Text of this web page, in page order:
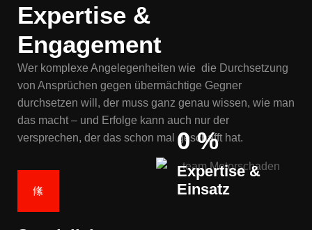
Expertise &
Engagement
Wer komplexe Angelegenheiten wie die Durchsetzung
von Ansprüchen gegen übermächtige Gegner
durchsetzen will, der muss ganz genau wissen, wie man
das macht – und Erfolge kann auch nur der
versprechen, der das schon mal geschafft hat.
0 %
Expertise &
Einsatz